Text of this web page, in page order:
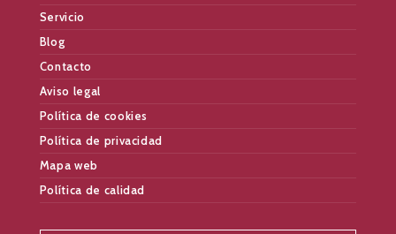
Servicio
Blog
Contacto
Aviso legal
Política de cookies
Política de privacidad
Mapa web
Política de calidad